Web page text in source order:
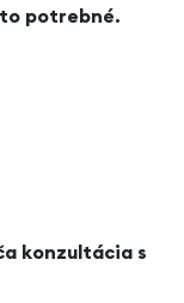
potrebné.
konzultácia s